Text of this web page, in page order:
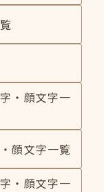
・顔文字一
顔文字一覧
・顔文字一